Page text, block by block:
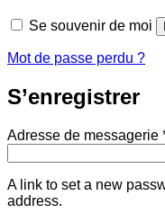
Se souvenir de moi
Mot de passe perdu ?
S’enregistrer
Adresse de messagerie
A link to set a new
address.